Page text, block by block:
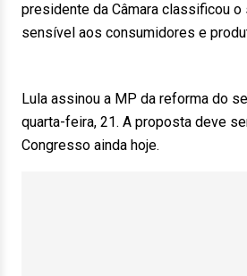
presidente da Câmara classificou
sensível aos consumidores e
Lula assinou a MP da reforma do
quarta-feira, 21. A proposta deve
Congresso ainda hoje.